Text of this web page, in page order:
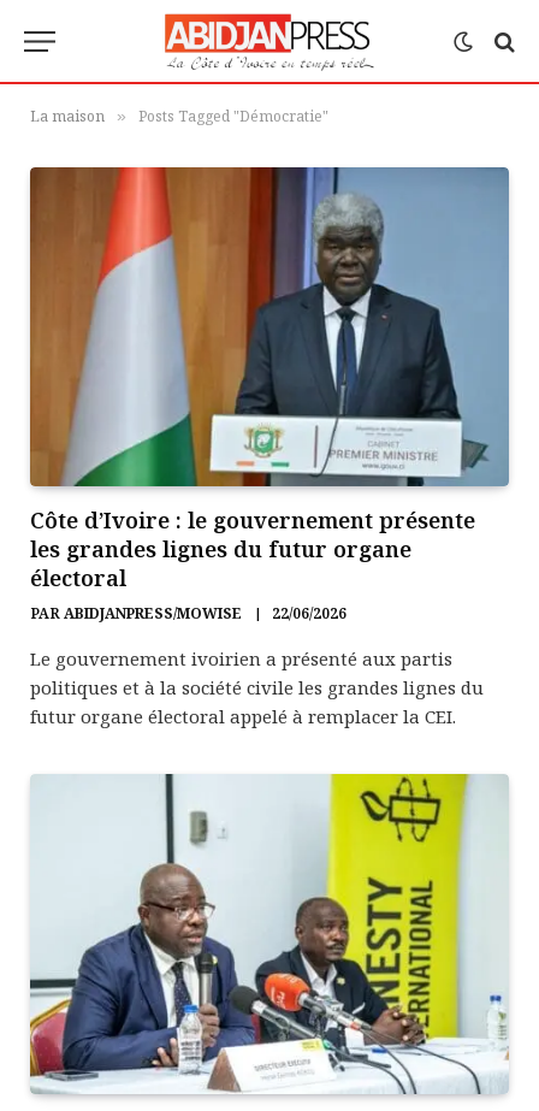
La maison » Posts Tagged "Démocratie"
Côte d’Ivoire : le gouvernement présente
les grandes lignes du futur organe
électoral
PARABIDJANPRESS/MOWISE 22/06/2026
Le gouvernement ivoirien a présenté aux partis
politiques et à la société civile les grandes lignes du
futur organe électoral appelé à remplacer la CEI.